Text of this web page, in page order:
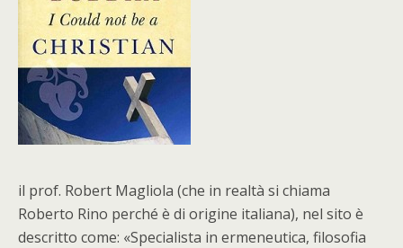
il prof. Robert Magliola (che in realtà si chiama
Roberto Rino perché è di origine italiana), nel sito è
descritto come: «Specialista in ermeneutica, filosofia